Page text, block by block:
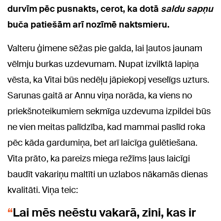
durvīm pēc pusnakts, cerot, ka dotā saldu sapņu
buča patiešām arī nozīmē naktsmieru.
Valteru ģimene sēžas pie galda, lai ļautos jaunam
vēlmju burkas uzdevumam. Nupat izvilktā lapiņa
vēsta, ka Vitai būs nedēļu jāpiekopj veselīgs uzturs.
Sarunas gaitā ar Annu viņa norāda, ka viens no
priekšnoteikumiem sekmīga uzdevuma izpildei būs
ne vien meitas palīdzība, kad mammai paslīd roka
pēc kāda gardumiņa, bet arī laicīga gulētiešana.
Vita prāto, ka pareizs miega režīms ļaus laicīgi
baudīt vakariņu maltīti un uzlabos nākamās dienas
kvalitāti. Viņa teic:
Lai mēs neēstu vakarā, zini, kas ir